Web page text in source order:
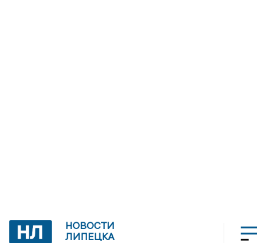
НОВОСТИ
ЛИПЕЦКА